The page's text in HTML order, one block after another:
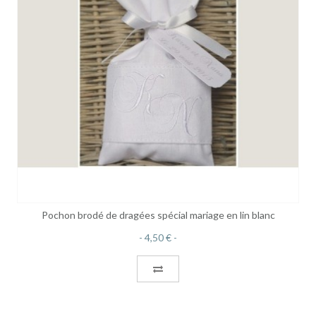
Pochon brodé de dragées spécial mariage en lin blanc
4,50 €